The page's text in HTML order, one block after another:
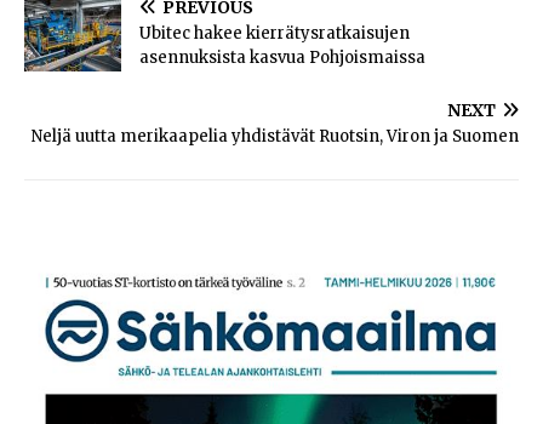
PREVIOUS
Ubitec hakee kierrätysratkaisujen
asennuksista kasvua Pohjoismaissa
NEXT
Neljä uutta merikaapelia yhdistävät Ruotsin, Viron ja Suomen